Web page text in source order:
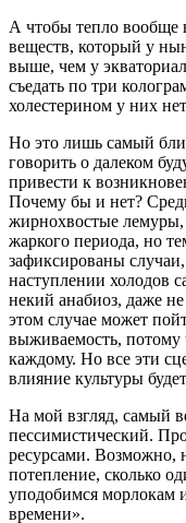
А чтобы тепло вообще
веществ, который у
выше, чем у
съедать по три
холестерином у них
Но это лишь самый
говорить о далеком
привести к
Почему бы и нет?
жирнохвостые
жаркого периода, но
зафиксированы
наступлении холодов
некий анабиоз, даже
этом случае может
выживаемость, потому
каждому. Но все эти
влияние культуры
На мой взгляд, самый
пессимистический.
ресурсами. Возможно,
потепление, сколько
уподобимся морлокам
времени».